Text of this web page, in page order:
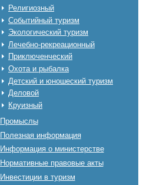
Религиозный
Событийный туризм
Экологический туризм
Лечебно-рекреационный
Приключенческий
Охота и рыбалка
Детский и юношеский туризм
Деловой
Круизный
Промыслы
Полезная информация
Информация о министерстве
Нормативные правовые акты
Инвестиции в туризм